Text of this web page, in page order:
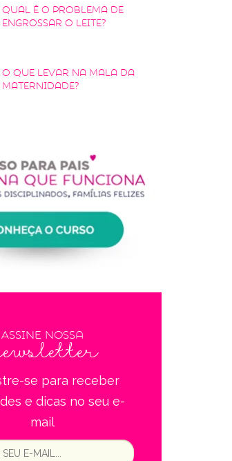
Qual é o problema de
engrossar o leite?
O que levar na mala da
maternidade?
Assine nossa
se para receber
e dicas no seu e-
mail